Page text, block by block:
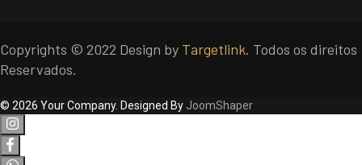
Copyrights © 2022 Design by Targetlink. Todos os direitos
Reservados.
© 2026 Your Company. Designed By JoomShaper